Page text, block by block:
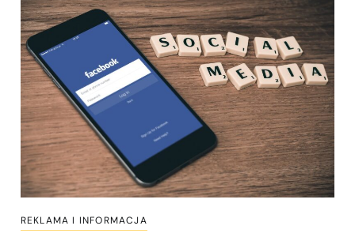
REKLAMA I INFORMACJA